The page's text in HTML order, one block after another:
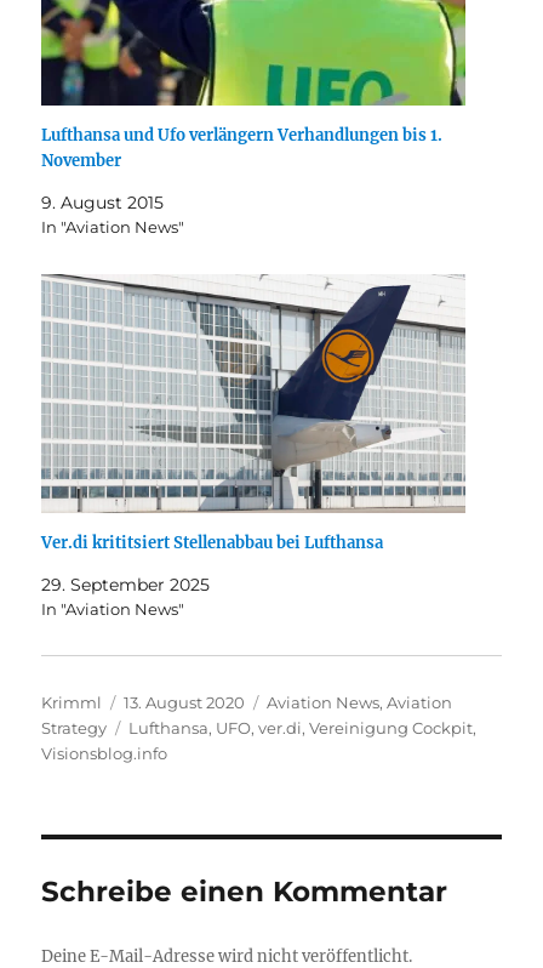
Lufthansa und Ufo verlängern Verhandlungen bis 1.
November
9. August 2015
In "Aviation News"
Ver.di krititsiert Stellenabbau bei Lufthansa
29. September 2025
In "Aviation News"
Autor
Krimml
Veröffentlicht
am
13. August 2020 Kategorien
Aviation News,Aviation
Strategy
Schlagwörter
Lufthansa, UFO,ver.di,Vereinigung Cockpit,
Visionsblog.info
Schreibe einen Kommentar
Deine E-Mail-Adresse wird nicht veröffentlicht.